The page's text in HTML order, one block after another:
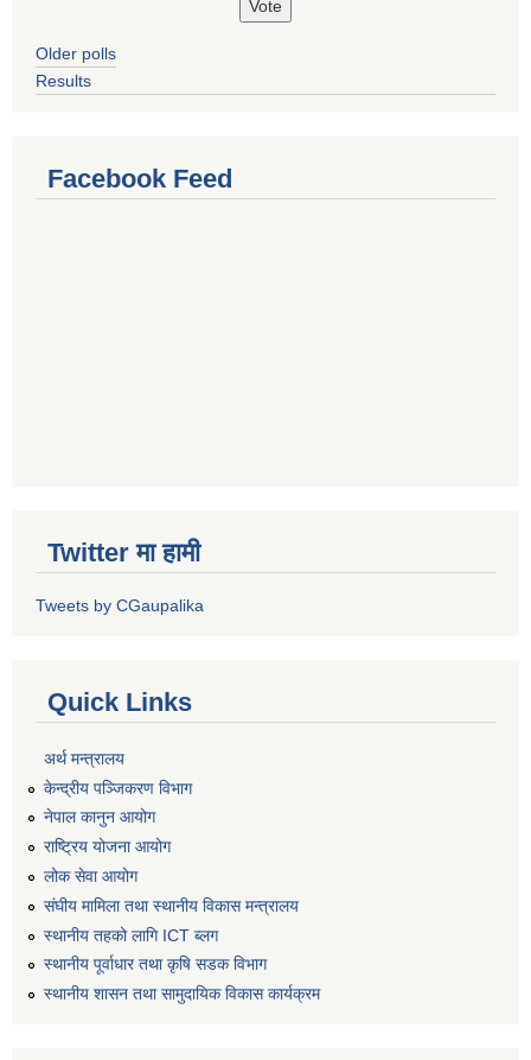
Older polls
Results
Facebook Feed
Twitter मा हामी
Tweets by CGaupalika
Quick Links
अर्थ मन्त्रालय
केन्द्रीय पञ्जिकरण विभाग
नेपाल कानुन आयोग
राष्ट्रिय योजना आयोग
लोक सेवा आयोग
संघीय मामिला तथा स्थानीय विकास मन्त्रालय
स्थानीय तहको लागि ICT ब्लग
स्थानीय पूर्वाधार तथा कृषि सडक विभाग
स्थानीय शासन तथा सामुदायिक विकास कार्यक्रम